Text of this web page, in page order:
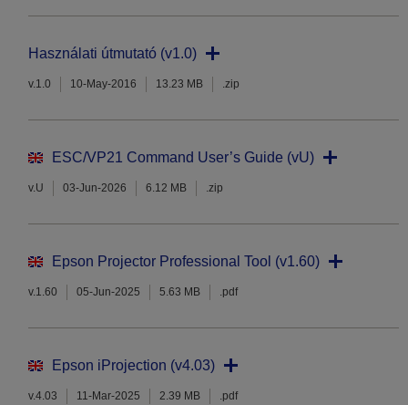
Használati útmutató (v1.0)
v.1.0 10-May-2016 13.23 MB .zip
ESC/VP21 Command User’s Guide (vU)
v.U 03-Jun-2026 6.12 MB .zip
Epson Projector Professional Tool (v1.60)
v.1.60 05-Jun-2025 5.63 MB .pdf
Epson iProjection (v4.03)
v.4.03 11-Mar-2025 2.39 MB .pdf